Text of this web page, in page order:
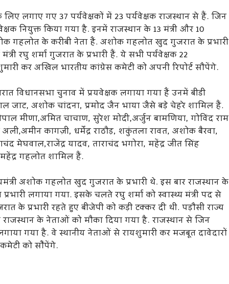
लिए लगाए गए 37 पर्यवेक्षकों में 23 पर्यवेक्षक राजस्थान से हैं. जिन
नियुक्त किया गया है. इनमें राजस्थान के 13 मंत्री और 10
गहलोत के करीबी नेता हैं. अशोक गहलोत खुद गुजरात के प्रभारी
रघु शर्मा गुजरात के प्रभारी हैं. ये सभी पर्यवेक्षक 22
कर अखिल भारतीय कांग्रेस कमेटी को अपनी रिपोर्ट सौपेंगे.
विधानसभा चुनाव में प्रयवेक्षक लगाया गया हैं उनमें बीडी
जाट, अशोक चांदना, प्रमोद जैन भाया जैसे बड़े चेहरे शामिल हैं.
मीणा,अमित चाचाण, सुरेश मोदी,अर्जुन बामणिया, गोविंद राम
कागज़ी, धर्मेंद्र राठौड़, शकुंतला रावत, अशोक बैरवा,
मेघवाल,राजेंद्र यादव, ताराचंद भगोरा, महेंद्र जीत सिंह
गहलोत शामिल हैं.
अशोक गहलोत खुद गुजरात के प्रभारी थे. इस बार राजस्थान के
प्रभारी लगाया गया. इसके चलते रघु शर्मा को स्वास्थ्य मंत्री पद से
के प्रभारी रहते हुए बीजेपी को कड़ी टक्कर दी थी. पड़ौसी राज्य
के नेताओं को मौका दिया गया है. राजस्थान से जिन
गया है. वे स्थानीय नेताओं से रायशुमारी कर मजबूत दावेदारों
को सौंपेंगे.